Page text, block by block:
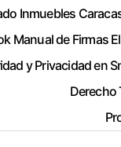
Inmuebles
Manual de Firmas
y Privacidad en
Derecho